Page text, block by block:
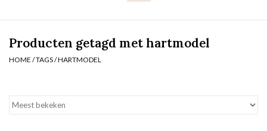
Slip
Nachtmode
Producten getagd met hartmodel
HOME /TAGS/HARTMODEL